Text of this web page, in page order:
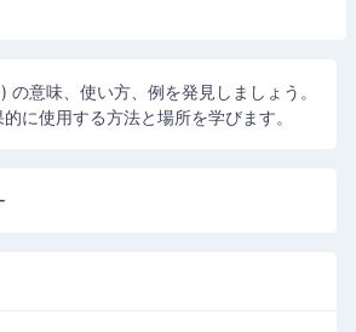
意味、使い方、例を発見しましょう。
に使用する方法と場所を学びます。